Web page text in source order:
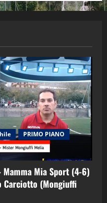
PRIMO PIANO
Mia Sport (4-6)
(Mongiuffi